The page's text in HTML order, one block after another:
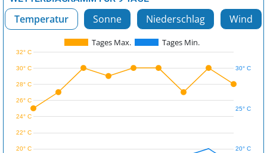
Temperatur Sonne Niederschlag Wind
Tages Max. Tages Min.
20° C
22° C
24° C
26° C
28° C
30° C
32° C
20° C
25° C
30° C